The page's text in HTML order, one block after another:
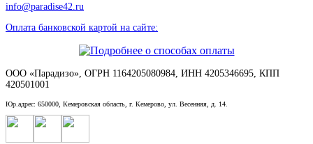
info@paradise42.ru
Оплата банковской картой на сайте:
ООО «Парадизо», ОГРН 1164205080984, ИНН 4205346695, КПП
420501001
Юр.адрес: 650000, Кемеровская область, г. Кемерово, ул. Весенняя, д. 14.